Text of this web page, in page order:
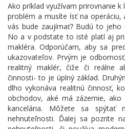
Ako príklad využívam prirovnanie
problém a musíte ísť na operáciu,
vás bude zaujímať? Budú to jeho
No a v podstate to isté platí aj
makléra. Odporúčam, aby sa
ukazovateľov. Prvým je
realitný maklér, čiže či reálne
činnosti- to je úplný základ.
dlho vykonáva realitnú činnosť,
obchodov, aké má zázemie,
kancelária. Môžete sa spýtať
nehnuteľnosti. Ďalej sa pozrite